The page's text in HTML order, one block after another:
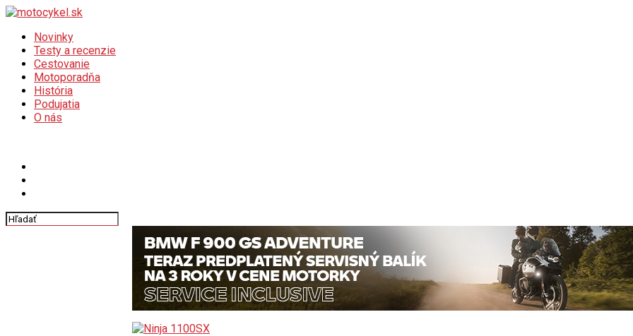
Novinky
Testy a recenzie
Cestovanie
Motoporadňa
História
Podujatia
O nás